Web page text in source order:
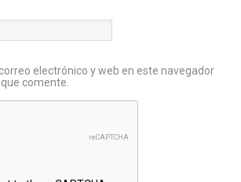
electrónico y web en este navegador
comente.